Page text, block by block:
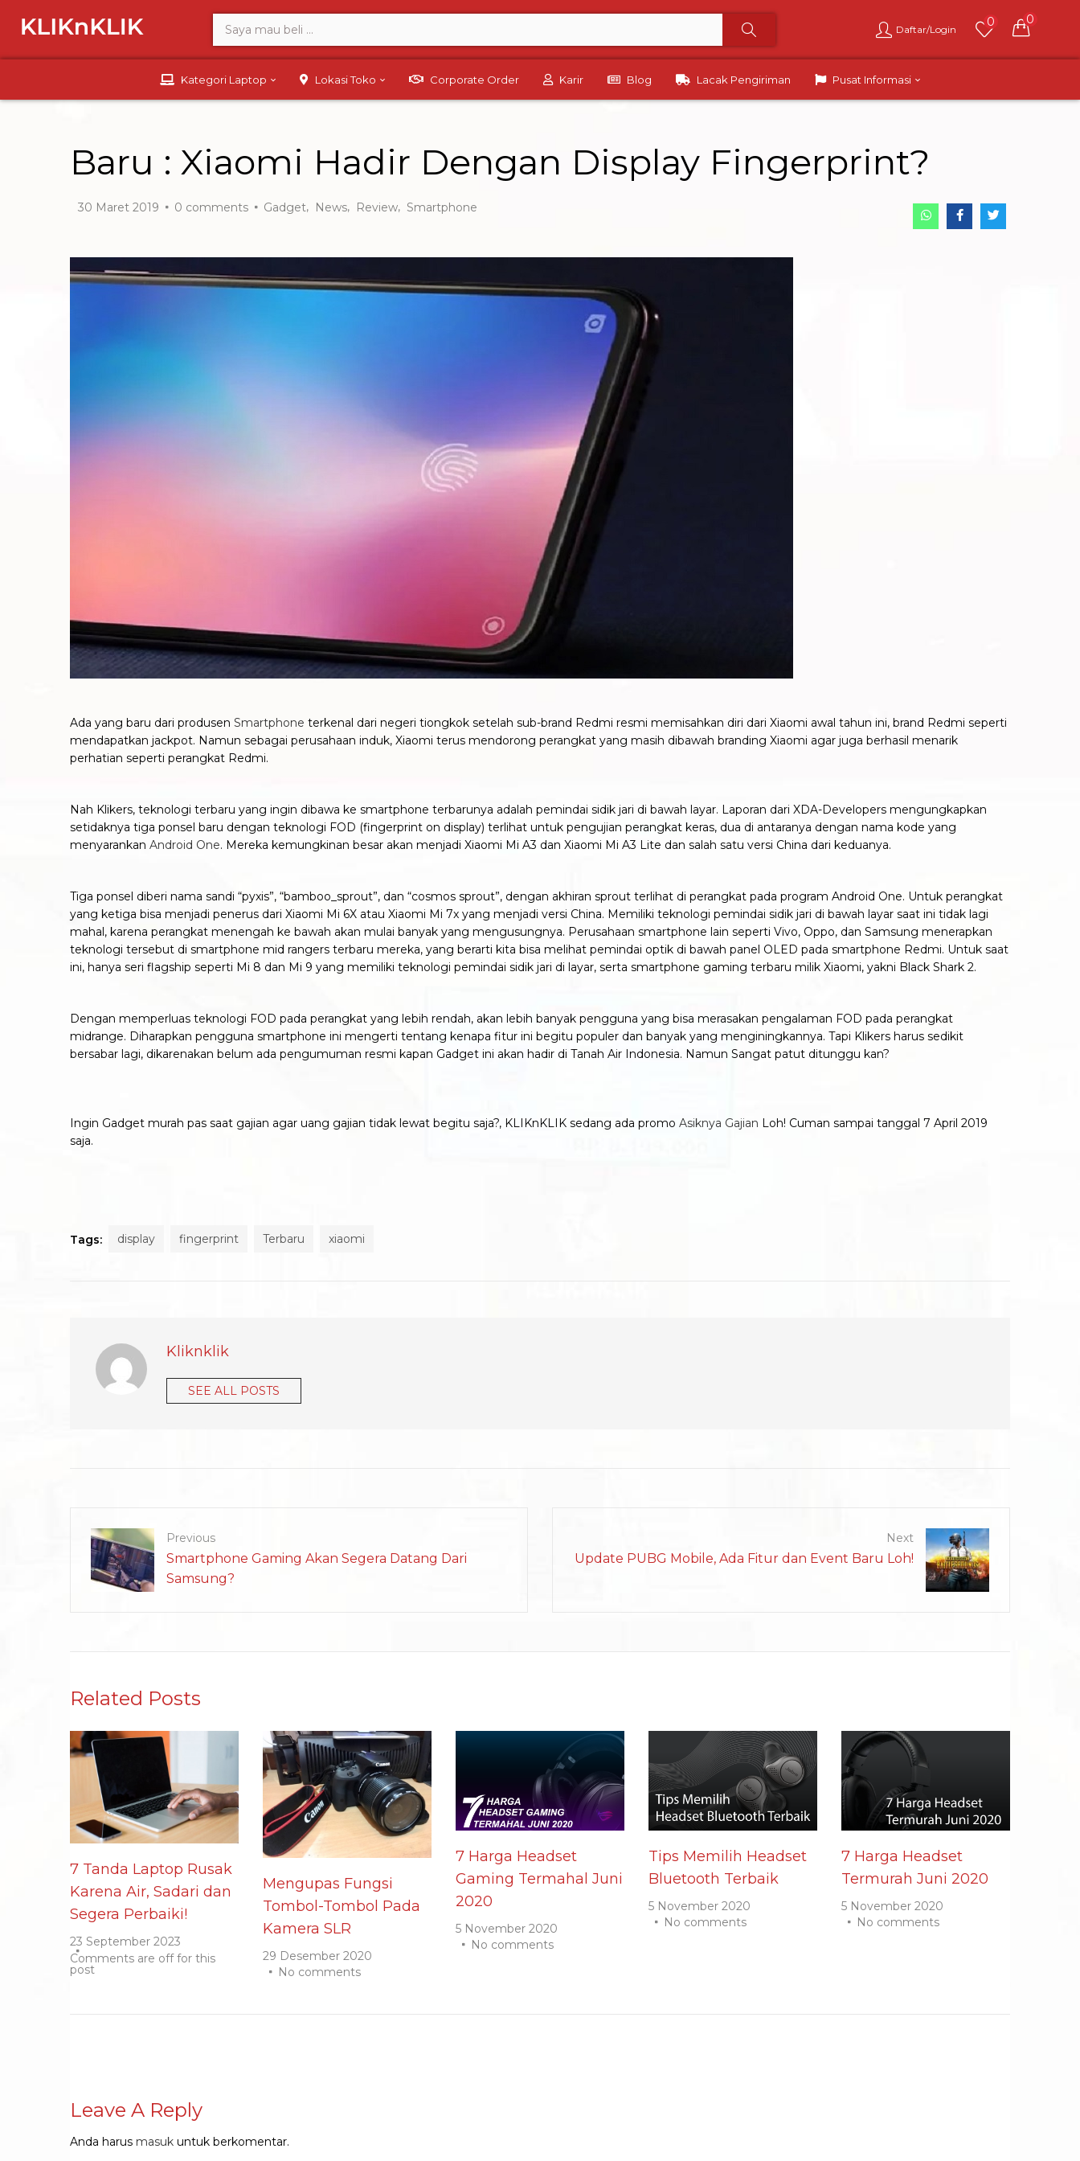
Daftar/Login
0 0
Kategori Laptop Lokasi Toko Corporate Order Karir Blog Lacak Pengiriman Pusat Informasi
Baru : Xiaomi Hadir Dengan Display Fingerprint?
30 Maret 2019 0 comments Gadget, News, Review, Smartphone
Ada yang baru dari produsen Smartphone terkenal dari negeri tiongkok setelah sub-brand Redmi resmi memisahkan diri dari Xiaomi awal tahun ini, brand Redmi seperti
mendapatkan jackpot. Namun sebagai perusahaan induk, Xiaomi terus mendorong perangkat yang masih dibawah branding Xiaomi agar juga berhasil menarik
perhatian seperti perangkat Redmi.
Nah Klikers, teknologi terbaru yang ingin dibawa ke smartphone terbarunya adalah pemindai sidik jari di bawah layar. Laporan dari XDA-Developers mengungkapkan
setidaknya tiga ponsel baru dengan teknologi FOD (fingerprint on display) terlihat untuk pengujian perangkat keras, dua di antaranya dengan nama kode yang
menyarankan Android One. Mereka kemungkinan besar akan menjadi Xiaomi Mi A3 dan Xiaomi Mi A3 Lite dan salah satu versi China dari keduanya.
Tiga ponsel diberi nama sandi “pyxis”, “bamboo_sprout”, dan “cosmos sprout”, dengan akhiran sprout terlihat di perangkat pada program Android One. Untuk perangkat
yang ketiga bisa menjadi penerus dari Xiaomi Mi 6X atau Xiaomi Mi 7x yang menjadi versi China. Memiliki teknologi pemindai sidik jari di bawah layar saat ini tidak lagi
mahal, karena perangkat menengah ke bawah akan mulai banyak yang mengusungnya. Perusahaan smartphone lain seperti Vivo, Oppo, dan Samsung menerapkan
teknologi tersebut di smartphone mid rangers terbaru mereka, yang berarti kita bisa melihat pemindai optik di bawah panel OLED pada smartphone Redmi. Untuk saat
ini, hanya seri flagship seperti Mi 8 dan Mi 9 yang memiliki teknologi pemindai sidik jari di layar, serta smartphone gaming terbaru milik Xiaomi, yakni Black Shark 2.
Dengan memperluas teknologi FOD pada perangkat yang lebih rendah, akan lebih banyak pengguna yang bisa merasakan pengalaman FOD pada perangkat
midrange. Diharapkan pengguna smartphone ini mengerti tentang kenapa fitur ini begitu populer dan banyak yang menginingkannya. Tapi Klikers harus sedikit
bersabar lagi, dikarenakan belum ada pengumuman resmi kapan Gadget ini akan hadir di Tanah Air Indonesia. Namun Sangat patut ditunggu kan?
Ingin Gadget murah pas saat gajian agar uang gajian tidak lewat begitu saja?, KLIKnKLIK sedang ada promo Asiknya Gajian Loh! Cuman sampai tanggal 7 April 2019
saja.
Tags: display fingerprint Terbaru xiaomi
Kliknklik
SEE ALL POSTS
Previous
Smartphone Gaming Akan Segera Datang Dari
Samsung?
Next
Update PUBG Mobile, Ada Fitur dan Event Baru Loh!
Related Posts
7 Tanda Laptop Rusak
Karena Air, Sadari dan
Segera Perbaiki!
23 September 2023
Comments are off for this
post
Mengupas Fungsi
Tombol-Tombol Pada
Kamera SLR
29 Desember 2020
No comments
7 Harga Headset
Gaming Termahal Juni
2020
5 November 2020
No comments
Tips Memilih Headset
Bluetooth Terbaik
5 November 2020
No comments
7 Harga Headset
Termurah Juni 2020
5 November 2020
No comments
Leave A Reply
Anda harus masuk untuk berkomentar.